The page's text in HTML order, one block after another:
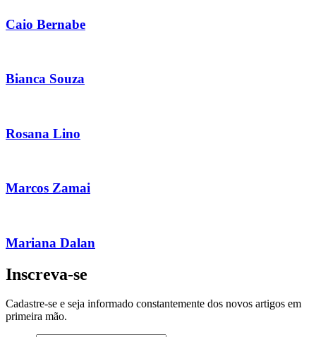
Caio Bernabe
Bianca Souza
Rosana Lino
Marcos Zamai
Mariana Dalan
Inscreva-se
Cadastre-se e seja informado constantemente dos novos artigos em
primeira mão.